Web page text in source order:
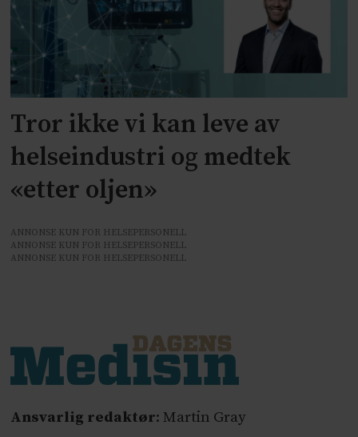
Tror ikke vi kan leve av
helseindustri og medtek
«etter oljen»
ANNONSE KUN FOR HELSEPERSONELL
ANNONSE KUN FOR HELSEPERSONELL
ANNONSE KUN FOR HELSEPERSONELL
Ansvarlig redaktør: Martin Gray